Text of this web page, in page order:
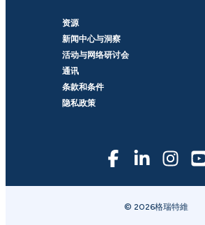
资源
新闻中心与洞察
活动与网络研讨会
通讯
条款和条件
隐私政策
© 2026格瑞特維